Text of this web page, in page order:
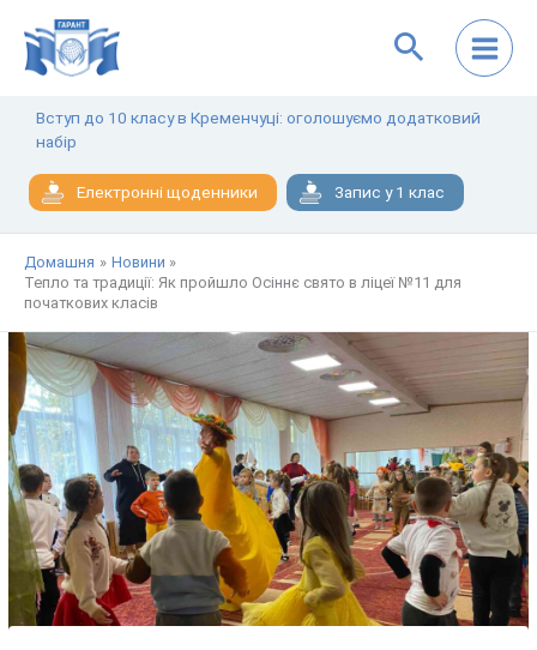
вмісту
Вступ до 10 класу в Кременчуці: оголошуємо додатковий
набір
Електронні щоденники Запис у 1 клас
Домашня
Новини
Тепло та традиції: Як пройшло Осіннє свято в ліцеї №11 для
початкових класів